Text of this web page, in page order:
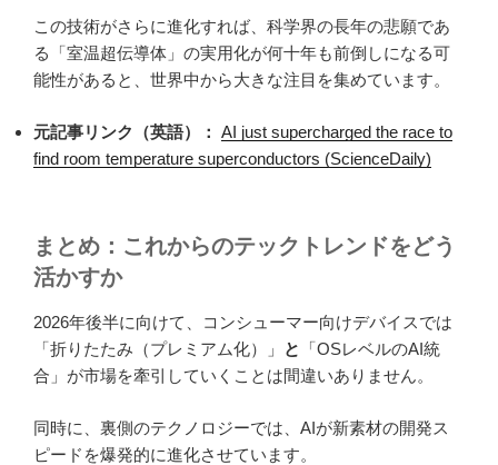
この技術がさらに進化すれば、科学界の長年の悲願であ
る「室温超伝導体」の実用化が何十年も前倒しになる可
能性があると、世界中から大きな注目を集めています。
元記事リンク（英語）： AI just supercharged the race to
find room temperature superconductors (ScienceDaily)
まとめ：これからのテックトレンドをどう
活かすか
2026年後半に向けて、コンシューマー向けデバイスでは
「折りたたみ（プレミアム化）」
と
「OSレベルのAI統
合」が市場を牽引していくことは間違いありません。
同時に、裏側のテクノロジーでは、AIが新素材の開発ス
ピードを爆発的に進化させています。